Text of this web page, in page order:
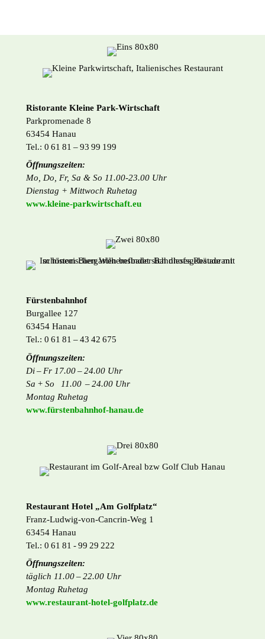
Ristorante Kleine Park-Wirtschaft
Parkpromenade 8
63454 Hanau
Tel.: 0 61 81 – 93 99 199
Öffnungszeiten:
Mo, Do, Fr, Sa & So 11.00-23.00 Uhr
Dienstag + Mittwoch Ruhetag
www.kleine-parkwirtschaft.eu
Fürstenbahnhof
Burgallee 127
63454 Hanau
Tel.: 0 61 81 – 43 42 675
Öffnungszeiten:
Di – Fr 17.00 – 24.00 Uhr
Sa + So 11.00 – 24.00 Uhr
Montag Ruhetag
www.fürstenbahnhof-hanau.de
Restaurant Hotel „Am Golfplatz“
Franz-Ludwig-von-Cancrin-Weg 1
63454 Hanau
Tel.: 0 61 81 - 99 29 222
Öffnungszeiten:
täglich 11.00 – 22.00 Uhr
Montag Ruhetag
www.restaurant-hotel-golfplatz.de